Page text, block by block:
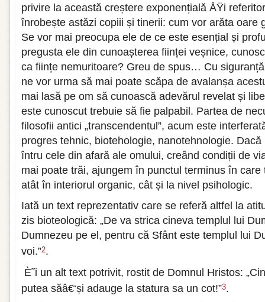
privire la această creștere exponențială ÅŸi
înrobește astăzi copiii și tinerii: cum vor arăta oare
Se vor mai preocupa ele de ce este esențial și
pregusta ele din cunoașterea ființei veșnice,
ca ființe nemuritoare? Greu de spus… Cu
ne vor urma să mai poate scăpa de avalanșa
mai lasă pe om să cunoască adevărul revelat și
este cunoscut trebuie să fie palpabil. Partea de
filosofii antici „transcendentul”, acum este
progres tehnic, biotehologie, nanotehnologie.
întru cele din afară ale omului, creând condiții de
mai poate trăi, ajungem în punctul terminus în
atât în interiorul organic, cât și la nivel psihologic.
Iată un text reprezentativ care se referă altfel la
zis bioteologică: „De va strica cineva templul lui
Dumnezeu pe el, pentru că Sfânt este templul lui
voi.”2.
È˜i un alt text potrivit, rostit de Domnul Hristos:
putea săâ€‘și adauge la statura sa un cot!”3.